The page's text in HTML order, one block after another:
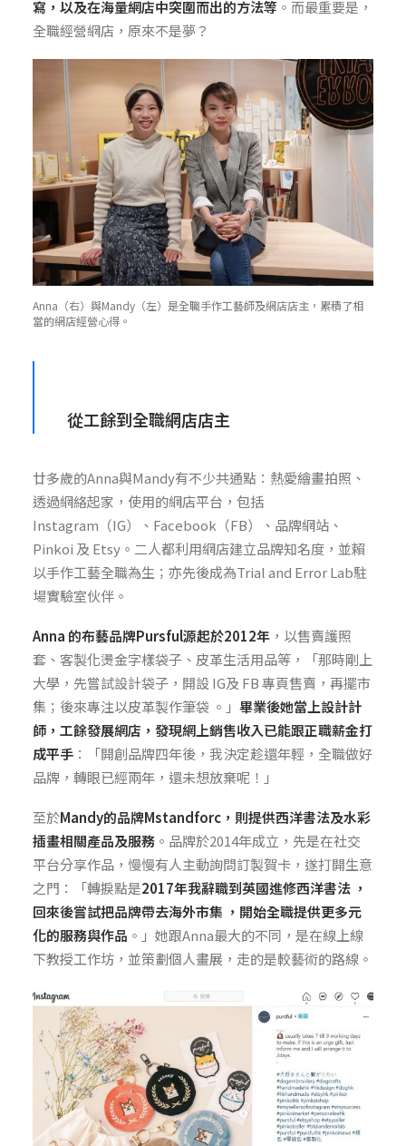
寫，以及在海量網店中突圍而出的方法等 。而最重要是，
全職經營網店，原來不是夢？
Anna（右）與Mandy（左）是全職手作工藝師及網店店主，累積了相
當的網店經營心得。
從工餘到全職網店店主
廿多歲的Anna與Mandy有不少共通點：熱愛繪畫拍照、
透過網絡起家，使用的網店平台，包括
Instagram（IG）、Facebook（FB）、品牌網站、
Pinkoi 及 Etsy。二人都利用網店建立品牌知名度，並賴
以手作工藝全職為生；亦先後成為Trial and Error Lab駐
場實驗室伙伴。
Anna 的布藝品牌Pursful源起於2012年 ，以售賣護照
套、客製化燙金字樣袋子、皮革生活用品等，「那時剛上
大學，先嘗試設計袋子，開設 IG及 FB 專頁售賣，再擺市
集；後來專注以皮革製作筆袋 。」 畢業後她當上設計計
師，工餘發展網店，發現網上銷售收入已能跟正職薪金打
成平手 ：「開創品牌四年後，我決定趁還年輕，全職做好
品牌，轉眼已經兩年，還未想放棄呢！」
至於Mandy的品牌Mstandforc ，則提供西洋書法及水彩
插畫相關產品及服務 。品牌於2014年成立，先是在社交
平台分享作品，慢慢有人主動詢問訂製賀卡，遂打開生意
之門：「轉捩點是2017年我辭職到英國進修西洋書法 ，
回來後嘗試把品牌帶去海外市集 ，開始全職提供更多元
化的服務與作品 。」她跟Anna最大的不同，是在線上線
下教授工作坊，並策劃個人畫展，走的是較藝術的路線。